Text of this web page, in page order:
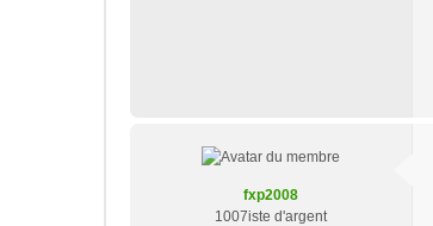
fxp2008
1007iste d'argent